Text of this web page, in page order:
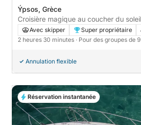
Ýpsos, Grèce
Croisière magique au coucher du
dorée de Corfou
Avec skipper Super propriétaire
2 heures 30 minutes · Pour des groupes de
Annulation flexible
Réservation instantanée